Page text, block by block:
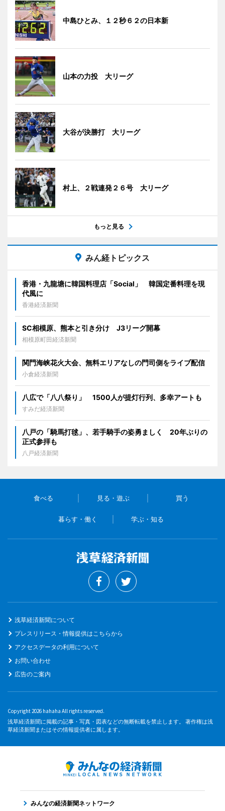
中島ひとみ、１２秒６２の日本新
山本の力投 大リーグ
大谷が決勝打 大リーグ
村上、２戦連発２６号 大リーグ
もっと見る
みん経トピックス
香港・九龍塘に韓国料理店「Social」 韓国定番料理を現
代風に
香港経済新聞
SC相模原、熊本と引き分け J3リーグ開幕
相模原町田経済新聞
関門海峡花火大会、無料エリアなしの門司側をライブ配信
小倉経済新聞
八広で「八八祭り」 1500人が提灯行列、多幸アートも
すみだ経済新聞
八戸の「騎馬打毬」、若手騎手の姿勇ましく 20年ぶりの
正式参拝も
八戸経済新聞
食べる 見る・遊ぶ 買う
暮らす・働く 学ぶ・知る
浅草経済新聞について
プレスリリース・情報提供はこちらから
アクセスデータの利用について
お問い合わせ
広告のご案内
Copyright 2026 hahaha All rights reserved.
浅草経済新聞に掲載の記事・写真・図表などの無断転載を禁止します。 著作権は浅
草経済新聞またはその情報提供者に属します。
みんなの経済新聞ネットワーク